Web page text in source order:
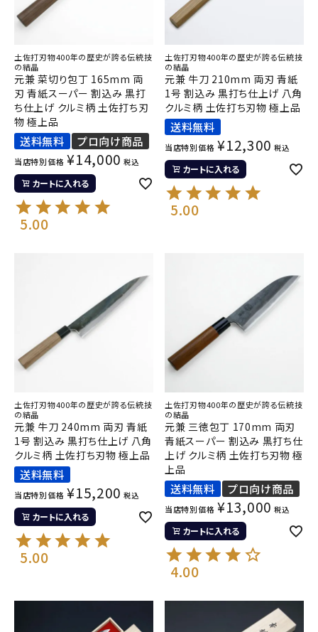
土佐打刃物400年の歴史が誇る伝統技
の結晶
元兼 菜切り包丁 165mm 両
刃 青紙スーパー 割込み 黒打
ち仕上げ クルミ柄 土佐打ち刃
物 極上品
送料無料 プロ向け商品
当店特別価格 ¥14,000 税込
カートに入れる
5.00
土佐打刃物400年の歴史が誇る伝統技
の結晶
元兼 牛刀 210mm 両刃 青紙
1号 割込み 黒打ち仕上げ 八角
クルミ柄 土佐打ち刃物 極上品
送料無料
当店特別価格 ¥12,300 税込
カートに入れる
5.00
土佐打刃物400年の歴史が誇る伝統技
の結晶
元兼 牛刀 240mm 両刃 青紙
1号 割込み 黒打ち仕上げ 八角
クルミ柄 土佐打ち刃物 極上品
送料無料
当店特別価格 ¥15,200 税込
カートに入れる
5.00
土佐打刃物400年の歴史が誇る伝統技
の結晶
元兼 三徳包丁 170mm 両刃
青紙スーパー 割込み 黒打ち仕
上げ クルミ柄 土佐打ち刃物 極
上品
送料無料 プロ向け商品
当店特別価格 ¥13,000 税込
カートに入れる
4.00